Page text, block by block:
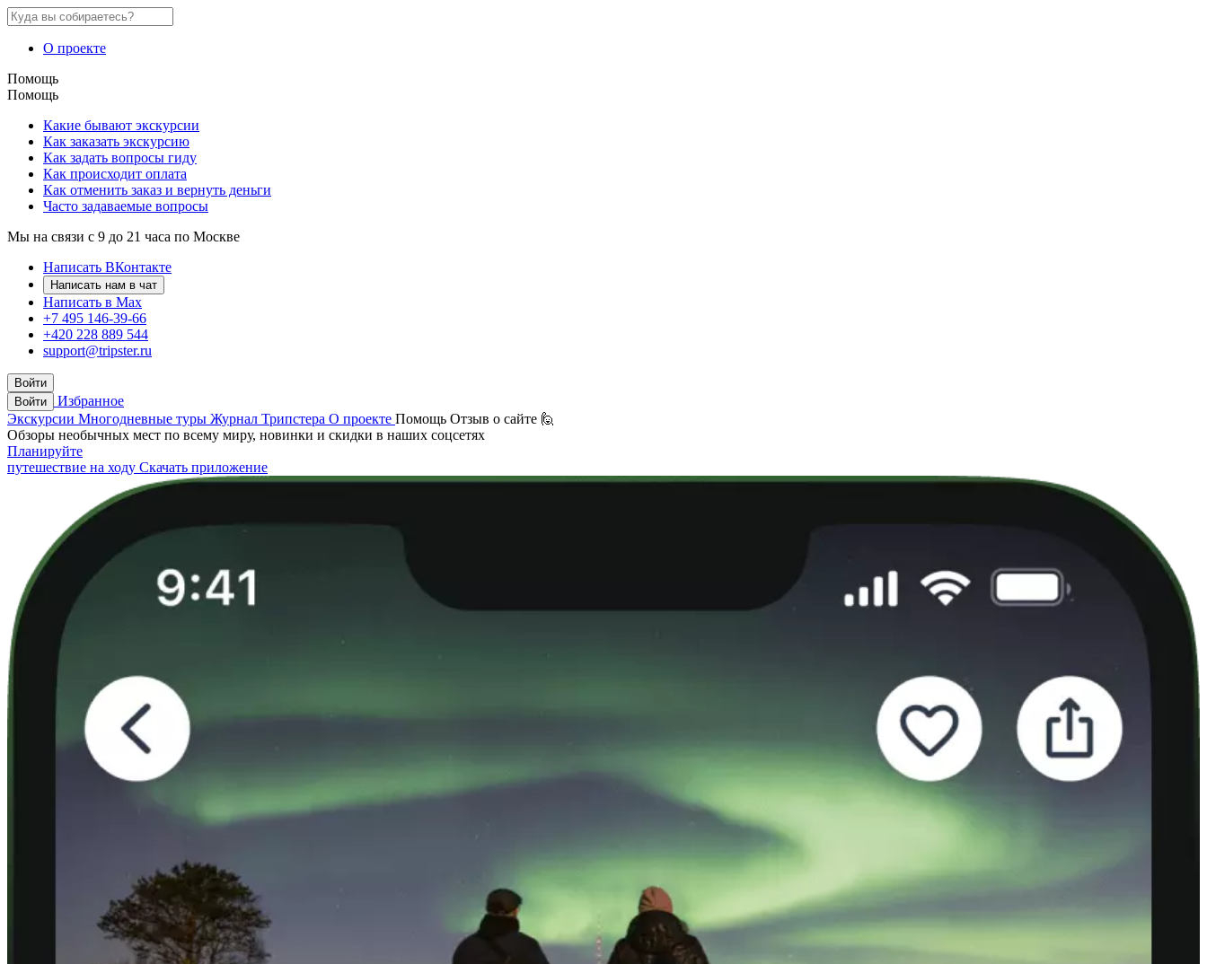
О проекте
Помощь
Помощь
Какие бывают экскурсии
Как заказать экскурсию
Как задать вопросы гиду
Как происходит оплата
Как отменить заказ и вернуть деньги
Часто задаваемые вопросы
Мы на связи с 9 до 21 часа по Москве
Написать ВКонтакте
Написать нам в чат
Написать в Max
+7 495 146-39-66
+420 228 889 544
support@tripster.ru
Войти
Войти
Избранное
Экскурсии Многодневные туры Журнал Трипстера О проекте Помощь Отзыв о сайте 🙋
Обзоры необычных мест по всему миру, новинки и скидки в наших соцсетях
Планируйте
путешествие на ходу Скачать приложение